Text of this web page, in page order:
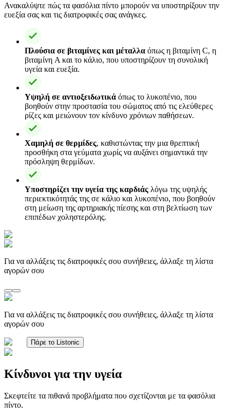
Ανακαλύψτε πώς τα φασόλια πίντο μπορούν να υποστηρίξουν την
ευεξία σας και τις διατροφικές σας ανάγκες.
Πλούσια σε βιταμίνες και μέταλλα όπως η βιταμίνη C, η
βιταμίνη A και το κάλιο, που υποστηρίζουν τη συνολική
υγεία και ευεξία.
Υψηλή σε αντιοξειδωτικά όπως το λυκοπένιο, που
βοηθούν στην προστασία του σώματος από τις ελεύθερες
ρίζες και μειώνουν τον κίνδυνο χρόνιων παθήσεων.
Χαμηλή σε θερμίδες, καθιστώντας την μια θρεπτική
προσθήκη στα γεύματα χωρίς να αυξάνει σημαντικά την
πρόσληψη θερμίδων.
Υποστηρίζει την υγεία της καρδιάς λόγω της υψηλής
περιεκτικότητάς της σε κάλιο και λυκοπένιο, που βοηθούν
στη μείωση της αρτηριακής πίεσης και στη βελτίωση των
επιπέδων χοληστερόλης.
Για να αλλάξεις τις διατροφικές σου συνήθειες, άλλαξε τη λίστα
αγορών σου
Για να αλλάξεις τις διατροφικές σου συνήθειες, άλλαξε τη λίστα
αγορών σου
Πάρε το Listonic
Κίνδυνοι για την υγεία
Σκεφτείτε τα πιθανά προβλήματα που σχετίζονται με τα φασόλια
πίντο.